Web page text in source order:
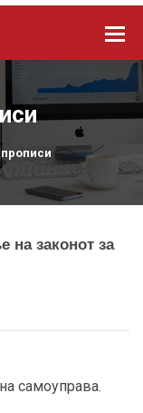
на законот за
самоуправа.